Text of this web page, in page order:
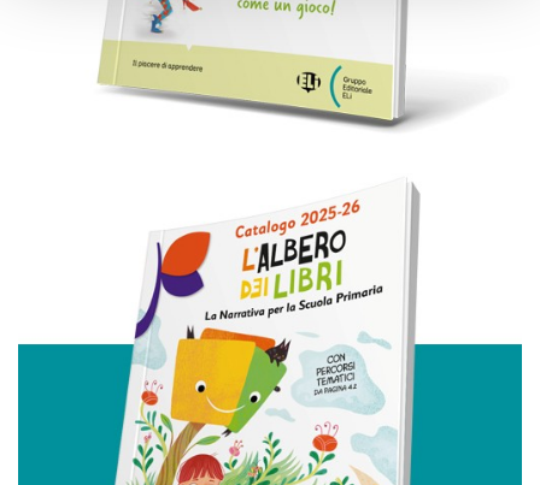
e imposta le tue preferenze nellasezione dettagli
modificare o ritirare il tuo consenso in qualsiasi momento
dalla Dichiarazione sui cookie.
Utilizziamo i cookie per personalizzare contenuti ed
analizzare il nostro traffico. Condividiamo inoltre
informazioni sul modo in cui utilizza il nostro sito con i
nostri partner che si occupano di analisi dei dati web,
pubblicità e social media, i quali potrebbero combinarle
con altre informazioni che ha fornito loro o che hanno
raccolto dal suo utilizzo dei loro servizi.